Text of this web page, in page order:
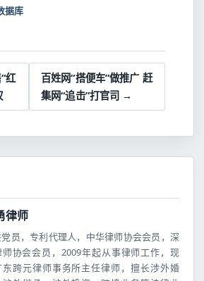
据库
红
百姓网“搭便车”做推广 赶
集网“追击”打官司 →
律师
党员，专利代理人，中华律师协会会员，深
师协会会员，2009年起从事律师工作，现
东跨元律师事务所主任律师，擅长涉外婚